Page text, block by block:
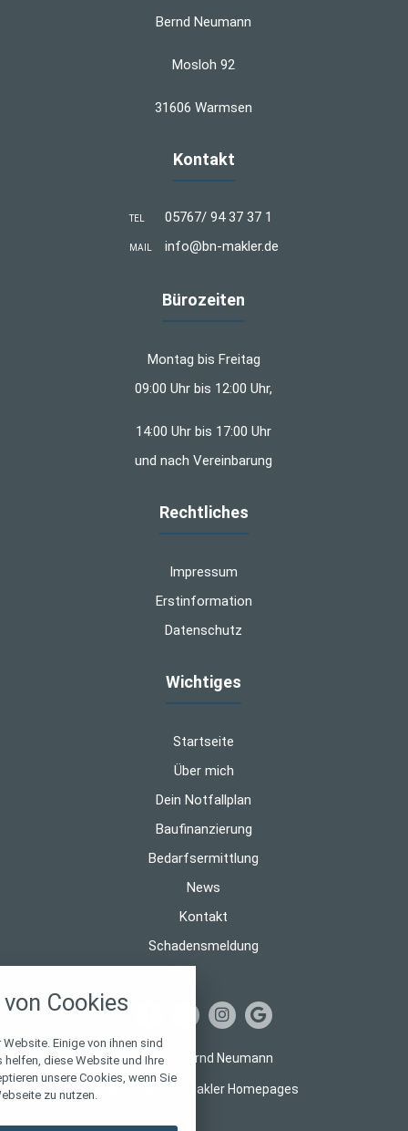
Bernd Neumann
Mosloh 92
31606 Warmsen
Kontakt
TEL 05767/ 94 37 37 1
MAIL info@bn-makler.de
Bürozeiten
Montag bis Freitag
09:00 Uhr bis 12:00 Uhr,
14:00 Uhr bis 17:00 Uhr
und nach Vereinbarung
Rechtliches
Impressum
Erstinformation
Datenschutz
Wichtiges
Startseite
Über mich
Dein Notfallplan
Baufinanzierung
Bedarfsermittlung
News
Kontakt
Schadensmeldung
© 2026 Bernd Neumann
Makler Homepages
Cookies
Einige von ihnen sind
diese Website und Ihre
unsere Cookies, wenn Sie
zu nutzen.
alle verwendeten Cookies und
zu blockieren.
Notwendig
Performance